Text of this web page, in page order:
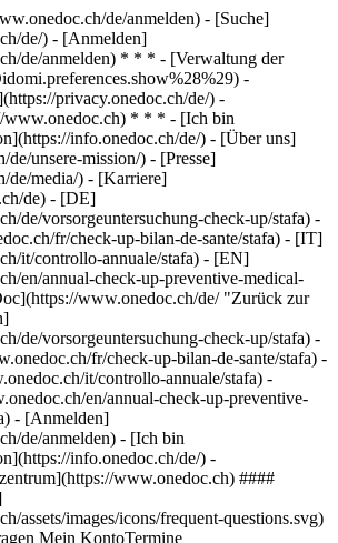
de/anmelden) - [Suche]
de/) - [Anmelden]
de/anmelden) * * * - [Verwaltung der
-
privacy.onedoc.ch/de/) -
www.onedoc.ch) * * * - [Ich bin
info.onedoc.ch/de/) - [Über uns]
de/unsere-mission/) - [Presse]
de/media/) - [Karriere]
de) - [DE]
de/vorsorgeuntersuchung-check-up/stafa) -
fr/check-up-bilan-de-sante/stafa) - [IT]
it/controllo-annuale/stafa) - [EN]
en/annual-check-up-preventive-medical-
www.onedoc.ch/de/ "Zurück zur
de/vorsorgeuntersuchung-check-up/stafa) -
fr/check-up-bilan-de-sante/stafa) -
it/controllo-annuale/stafa) -
en/annual-check-up-preventive-
- [Anmelden]
de/anmelden) - [Ich bin
info.onedoc.ch/de/) -
www.onedoc.ch) ####
assets/images/icons/frequent-questions.svg)
Mein KontoTermine